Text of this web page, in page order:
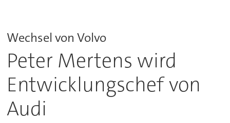
Wechsel von Volvo
Peter Mertens wird
Entwicklungschef von
Audi